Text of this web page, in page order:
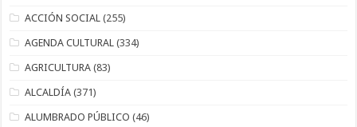
ACCIÓN SOCIAL (255)
AGENDA CULTURAL (334)
AGRICULTURA (83)
ALCALDÍA (371)
ALUMBRADO PÚBLICO (46)